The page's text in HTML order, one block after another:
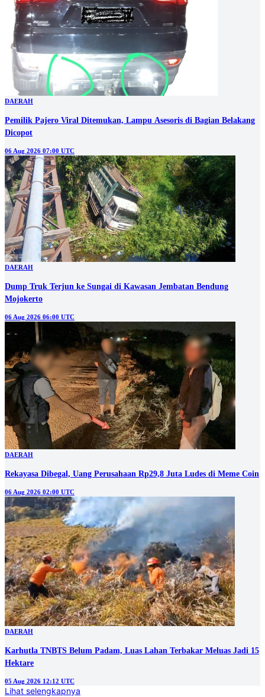
DAERAH
Pemilik Pajero Viral Ditemukan, Lampu Asesoris di Bagian Belakang
Dicopot
06 Aug 2026 07:00 UTC
DAERAH
Dump Truk Terjun ke Sungai di Kawasan Jembatan Bendung
Mojokerto
06 Aug 2026 06:00 UTC
DAERAH
Rekayasa Dibegal, Uang Perusahaan Rp29,8 Juta Ludes di Meme Coin
06 Aug 2026 02:00 UTC
DAERAH
Karhutla TNBTS Belum Padam, Luas Lahan Terbakar Meluas Jadi 15
Hektare
05 Aug 2026 12:12 UTC
Lihat selengkapnya